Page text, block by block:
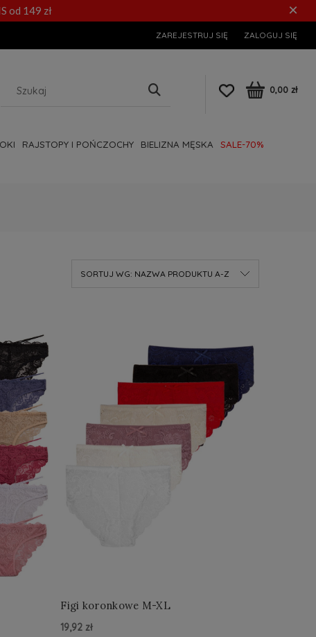
od 149 zł ×
ZAREJESTRUJ SIĘ ZALOGUJ SIĘ
0,00 zł
RAJSTOPY I POŃCZOCHY BIELIZNA MĘSKA SALE-70%
SORTUJ WG: NAZWA PRODUKTU A-Z
Figi koronkowe M-XL
19,92 zł